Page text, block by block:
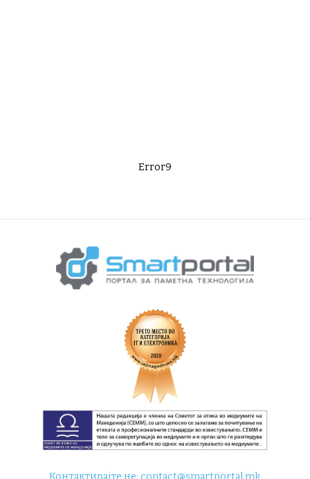
Error9
Контактирајте не:contact@smartportal.mk